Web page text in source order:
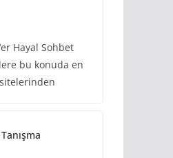
Hayal Sohbet
bu konuda en